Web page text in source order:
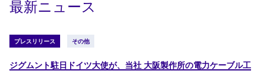
最新ニュース
プレスリリース その他
ジグムント駐日ドイツ大使が、当社 大阪製作所の電力ケーブル工